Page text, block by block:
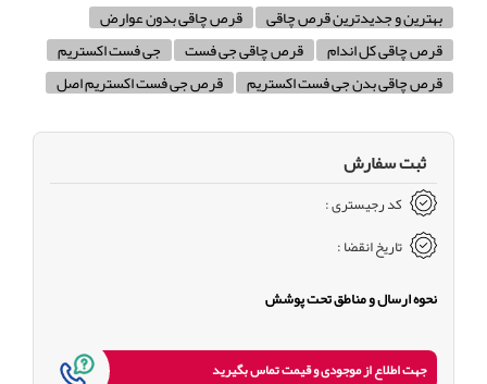
بهترین و جدیدترین قرص چاقی
قرص چاقی بدون عوارض
قرص چاقی کل اندام
قرص چاقی جی فست
جی فست اکستریم
قرص چاقی بدن جی فست اکستریم
قرص جی فست اکستریم اصل
ثبت سفارش
کد رجیستری :
تاریخ انقضا :
نحوه ارسال و مناطق تحت پوشش
جهت اطلاع از موجودی و قیمت تماس بگیرید